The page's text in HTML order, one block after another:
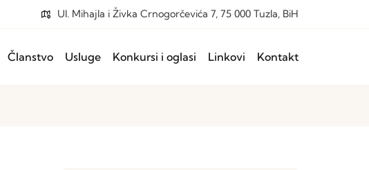
Ul. Mihajla i Živka Crnogorčevića 7, 75 000 Tuzla, BiH
Članstvo Usluge Konkursi i oglasi Linkovi Kontakt